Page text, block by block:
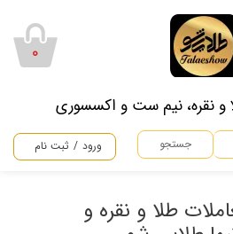
نقره، نیم ست و اکسسوری
جستجو ورود / ثبت نام
۰
طلا و نقره و